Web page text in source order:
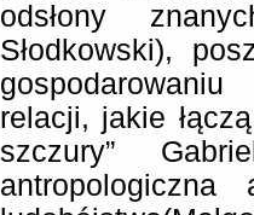
odsłony
Słodkowski),
relacji, jakie
szczury”
antropologiczna